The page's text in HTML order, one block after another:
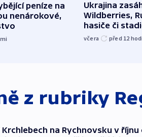
peníze na
nenárokové,
Ukrajina
Wildberries,
hasiče či
včera před 12
z rubriky
Krchlebech na Rychnovsku v